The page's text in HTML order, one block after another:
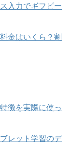
入力でギフピー
金はいくら？割
徴を実際に使っ
レット学習のデ